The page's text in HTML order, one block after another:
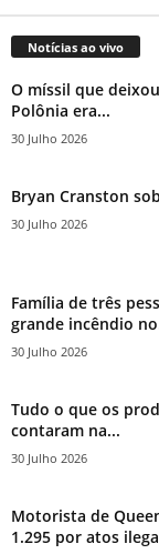
Notícias ao vivo
O míssil que
Polônia era...
30 Julho 2026
Bryan Cranston
30 Julho 2026
Família de três
grande incêndio
30 Julho 2026
Tudo o que os
contaram na...
30 Julho 2026
Motorista de
1.295 por atos